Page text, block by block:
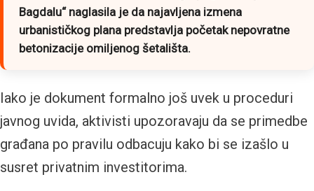
Bagdalu“ naglasila je da najavljena izmena
urbanističkog plana predstavlja početak nepovratne
betonizacije omiljenog šetališta.
Iako je dokument formalno još uvek u proceduri
javnog uvida, aktivisti upozoravaju da se primedbe
građana po pravilu odbacuju kako bi se izašlo u
susret privatnim investitorima.